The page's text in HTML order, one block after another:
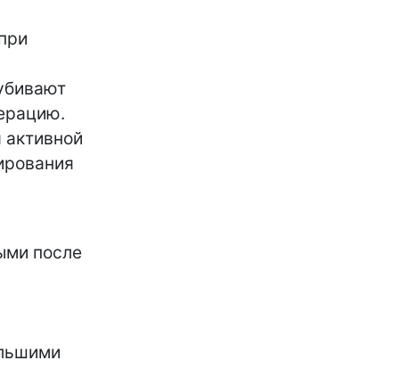
после